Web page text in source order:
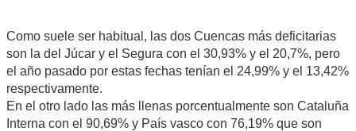
Como suele ser habitual, las dos Cuencas más deficitarias
son la del Júcar y el Segura con el 30,93% y el 20,7%, pero
el año pasado por estas fechas tenían el 24,99% y el 13,42%
respectivamente.
En el otro lado las más llenas porcentualmente son Cataluña
Interna con el 90,69% y País vasco con 76,19% que son